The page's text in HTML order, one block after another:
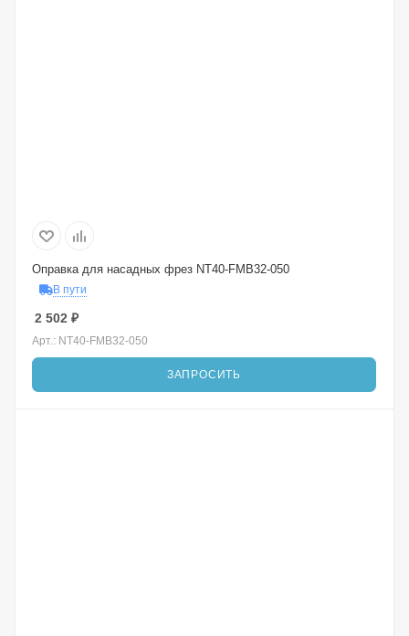
Оправка для насадных фрез NT40-FMB32-050
В пути
2 502 ₽
Арт.: NT40-FMB32-050
ЗАПРОСИТЬ